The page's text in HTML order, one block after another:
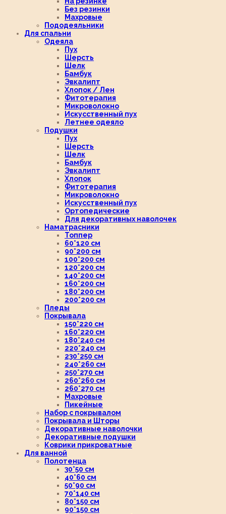
Без резинки
Махровые
Пододеяльники
Для спальни
Одеяла
Пух
Шерсть
Шелк
Бамбук
Эвкалипт
Хлопок / Лен
Фитотерапия
Микроволокно
Искусственный пух
Летнее одеяло
Подушки
Пух
Шерсть
Шелк
Бамбук
Эвкалипт
Хлопок
Фитотерапия
Микроволокно
Искусственный пух
Ортопедические
Для декоративных наволочек
Наматрасники
Топпер
60*120 см
90*200 см
100*200 см
120*200 см
140*200 см
160*200 см
180*200 см
200*200 см
Пледы
Покрывала
150*220 см
160*220 см
180*240 см
220*240 см
230*250 см
240*260 см
250*270 см
260*260 см
260*270 см
Махровые
Пикейные
Набор с покрывалом
Покрывала и Шторы
Декоративные наволочки
Декоративные подушки
Коврики прикроватные
Для ванной
Полотенца
30*50 см
40*60 см
50*90 см
70*140 см
80*150 см
90*150 см